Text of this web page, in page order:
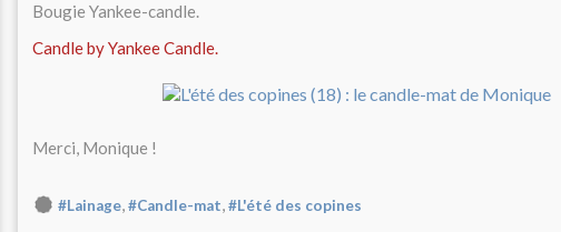
Bougie Yankee-candle.
Candle by Yankee Candle.
Merci, Monique !
#Lainage,#Candle-mat,#L'été des copines